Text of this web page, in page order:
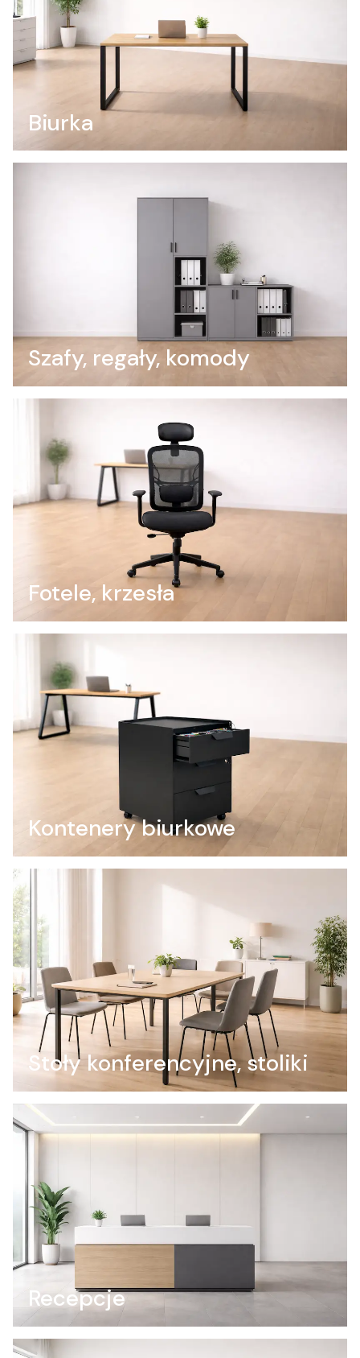
Biurka
Szafy, regały, komody
Fotele, krzesła
Kontenery biurkowe
Stoły konferencyjne, stoliki
Recepcje